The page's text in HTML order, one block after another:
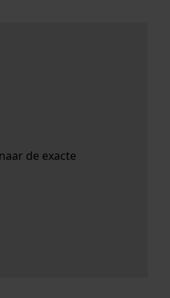
de exacte